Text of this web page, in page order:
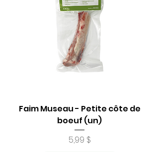
Faim Museau - Petite côte de
boeuf (un)
Prix
5,99 $